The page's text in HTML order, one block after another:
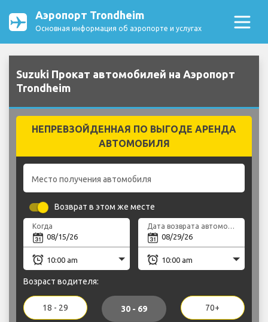
Аэропорт Trondheim
Основная информация об аэропорте и услугах
Suzuki Прокат автомобилей на Аэропорт
Trondheim
НЕПРЕВЗОЙДЕННАЯ ПО ВЫГОДЕ АРЕНДА
АВТОМОБИЛЯ
Место получения автомобиля
Возврат в этом же месте
Когда Дата возврата автомобиля
Возраст водителя:
18 - 29 30 - 69 70+